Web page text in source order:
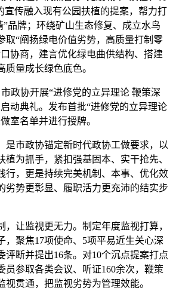
宣传融入现有公园扶植的提案，帮力打
”品牌；环绕矿山生态修复、成立水鸟
取“阐扬绿电价值劣势，高质量打制零
协商，建言优化绿电曲供结构、搭建
质量成长绿色底色。
协开展“进修党的立异理论 鞭策深
动典礼。发布首批“进修党的立异理论
室名单并进行授牌。
市政协锚定新时代政协工做要求，以
植为抓手，紧扣强基固本、实干抢先、
行，更是持续完美机制、本事、优化效
劣势更彰显、履职活力更充沛的结实步
监视更无力。制定年度监视打算，
，聚焦17项使命、5项平易近生关心深
评断并提出16条。对10个沉点提案打点
员参取各类会议、听证160余次，鞭策
视贯通，把监视劣势为管理效能。